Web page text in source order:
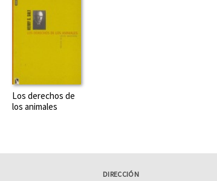
Los derechos de
los animales
DIRECCIÓN